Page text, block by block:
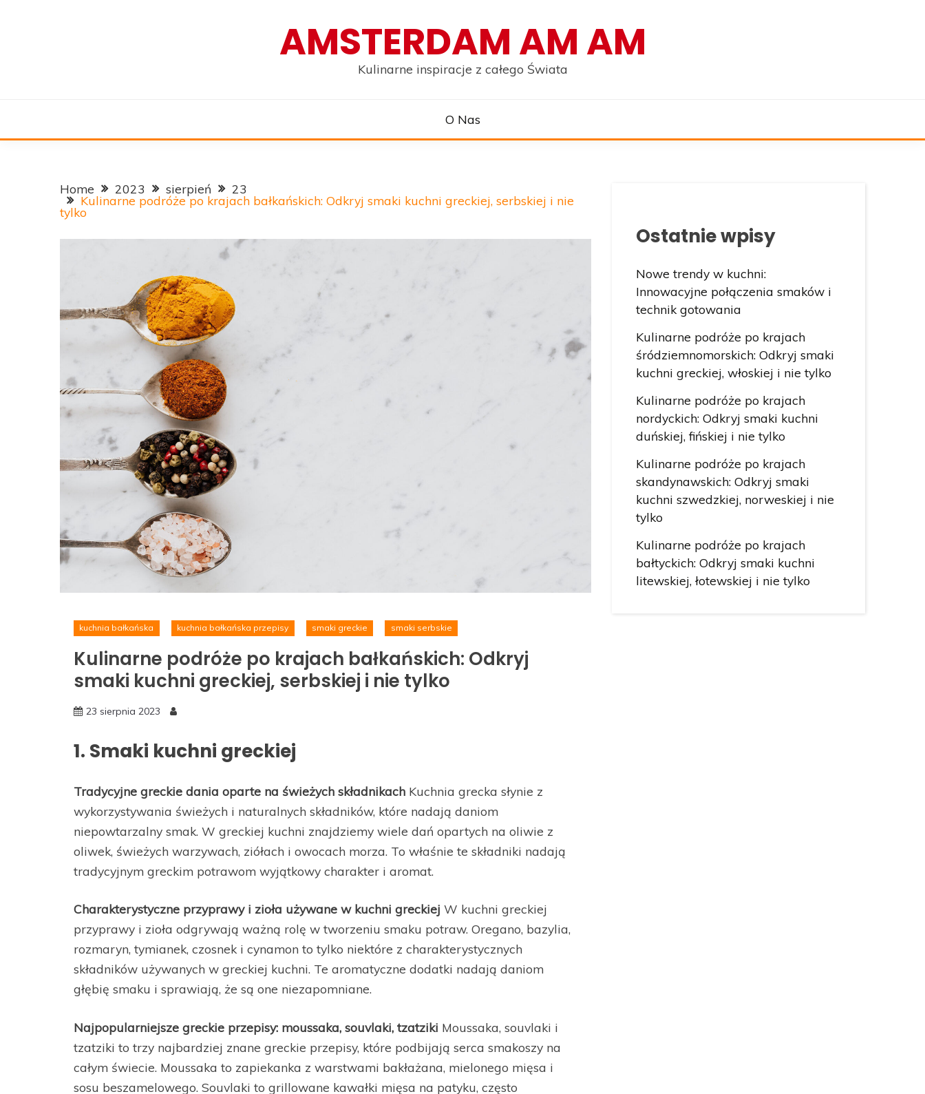
AMSTERDAM AM AM
Kulinarne inspiracje z całego Świata
O Nas
Home 2023 sierpień 23
Kulinarne podróże po krajach bałkańskich: Odkryj smaki kuchni greckiej, serbskiej i nie
tylko
kuchnia bałkańska kuchnia bałkańska przepisy smaki greckie smaki serbskie
Kulinarne podróże po krajach bałkańskich: Odkryj
smaki kuchni greckiej, serbskiej i nie tylko
23 sierpnia 2023
1. Smaki kuchni greckiej
Tradycyjne greckie dania oparte na świeżych składnikach Kuchnia grecka słynie z
wykorzystywania świeżych i naturalnych składników, które nadają daniom
niepowtarzalny smak. W greckiej kuchni znajdziemy wiele dań opartych na oliwie z
oliwek, świeżych warzywach, ziółach i owocach morza. To właśnie te składniki nadają
tradycyjnym greckim potrawom wyjątkowy charakter i aromat.
Charakterystyczne przyprawy i zioła używane w kuchni greckiej W kuchni greckiej
przyprawy i zioła odgrywają ważną rolę w tworzeniu smaku potraw. Oregano, bazylia,
rozmaryn, tymianek, czosnek i cynamon to tylko niektóre z charakterystycznych
składników używanych w greckiej kuchni. Te aromatyczne dodatki nadają daniom
głębię smaku i sprawiają, że są one niezapomniane.
Najpopularniejsze greckie przepisy: moussaka, souvlaki, tzatziki Moussaka, souvlaki i
tzatziki to trzy najbardziej znane greckie przepisy, które podbijają serca smakoszy na
całym świecie. Moussaka to zapiekanka z warstwami bakłażana, mielonego mięsa i
sosu beszamelowego. Souvlaki to grillowane kawałki mięsa na patyku, często
Ostatnie wpisy
Nowe trendy w kuchni:
Innowacyjne połączenia smaków i
technik gotowania
Kulinarne podróże po krajach
śródziemnomorskich: Odkryj smaki
kuchni greckiej, włoskiej i nie tylko
Kulinarne podróże po krajach
nordyckich: Odkryj smaki kuchni
duńskiej, fińskiej i nie tylko
Kulinarne podróże po krajach
skandynawskich: Odkryj smaki
kuchni szwedzkiej, norweskiej i nie
tylko
Kulinarne podróże po krajach
bałtyckich: Odkryj smaki kuchni
litewskiej, łotewskiej i nie tylko